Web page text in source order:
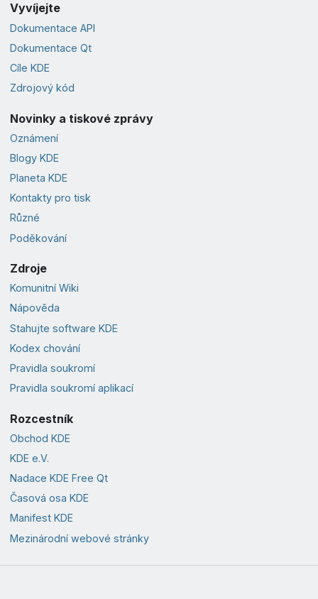
Vyvíjejte
Dokumentace API
Dokumentace Qt
Cíle KDE
Zdrojový kód
Novinky a tiskové zprávy
Oznámení
Blogy KDE
Planeta KDE
Kontakty pro tisk
Různé
Poděkování
Zdroje
Komunitní Wiki
Nápověda
Stahujte software KDE
Kodex chování
Pravidla soukromí
Pravidla soukromí aplikací
Rozcestník
Obchod KDE
KDE e.V.
Nadace KDE Free Qt
Časová osa KDE
Manifest KDE
Mezinárodní webové stránky